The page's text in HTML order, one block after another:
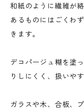
和紙のように繊維が
あるものにはごくわ
きます。
デコパージュ糊を塗
りしにくく、扱いや
ガラスや木、合板、